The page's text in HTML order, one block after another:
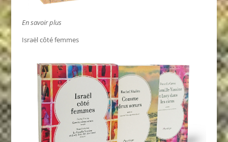
En savoir plus
Israël côté femmes